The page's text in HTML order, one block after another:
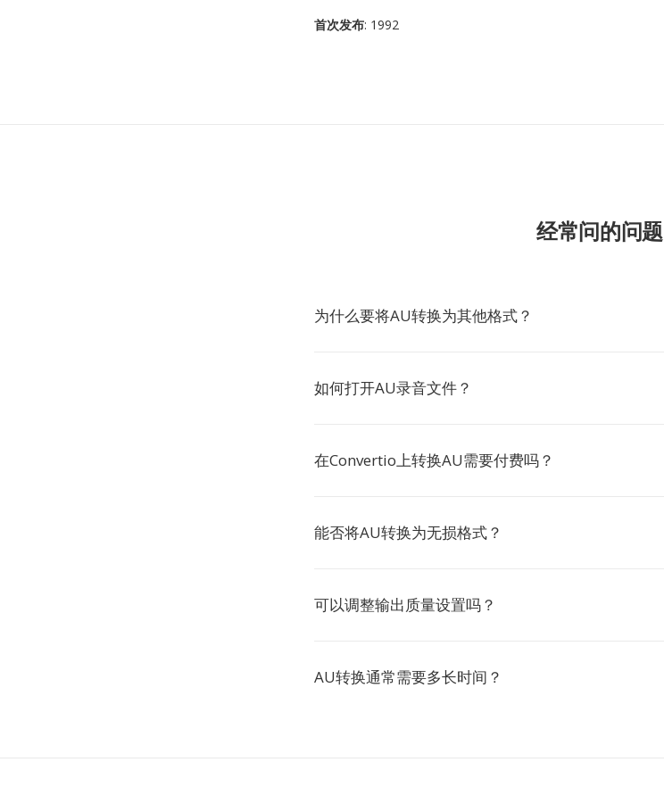
首次发布: 1992
经常问的问题
为什么要将AU转换为其他格式？
如何打开AU录音文件？
在Convertio上转换AU需要付费吗？
能否将AU转换为无损格式？
可以调整输出质量设置吗？
AU转换通常需要多长时间？